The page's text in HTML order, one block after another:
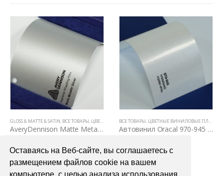
Оставаясь на Веб-сайте, вы соглашаетесь с
размещением файлов cookie на вашем
компьютере, с целью анализа использования
ПЛЕНКИ
ТОВАРЫ, ЦВЕТНЫЕ ВИНИЛОВЫЕ ПЛЕНКИ
AveryDennison Matte Metallic Silver
ВСЕ ТОВАРЫ,ЦВЕТНЫЕ ВИНИЛОВЫЕ ПЛЕНКИ ,АВТОВИНИЛ ORACAL
Автовинил Oracal 970-945 crystal white – кристаллический белый, глянец
В КОРЗИНУ
BRUSHED METALLIC,ВСЕ